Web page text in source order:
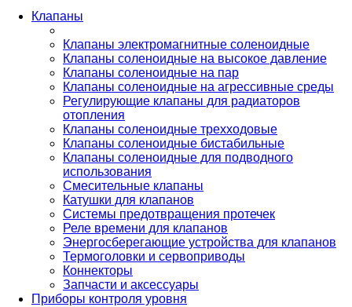
Клапаны
Клапаны электромагнитные соленоидные
Клапаны соленоидные на высокое давление
Клапаны соленоидные на пар
Клапаны соленоидные на агрессивные среды
Регулирующие клапаны для радиаторов
отопления
Клапаны соленоидные трехходовые
Клапаны соленоидные бистабильные
Клапаны соленоидные для подводного
использования
Смесительные клапаны
Катушки для клапанов
Системы предотвращения протечек
Реле времени для клапанов
Энергосберегающие устройства для клапанов
Термоголовки и сервоприводы
Коннекторы
Запчасти и аксессуары
Приборы контроля уровня